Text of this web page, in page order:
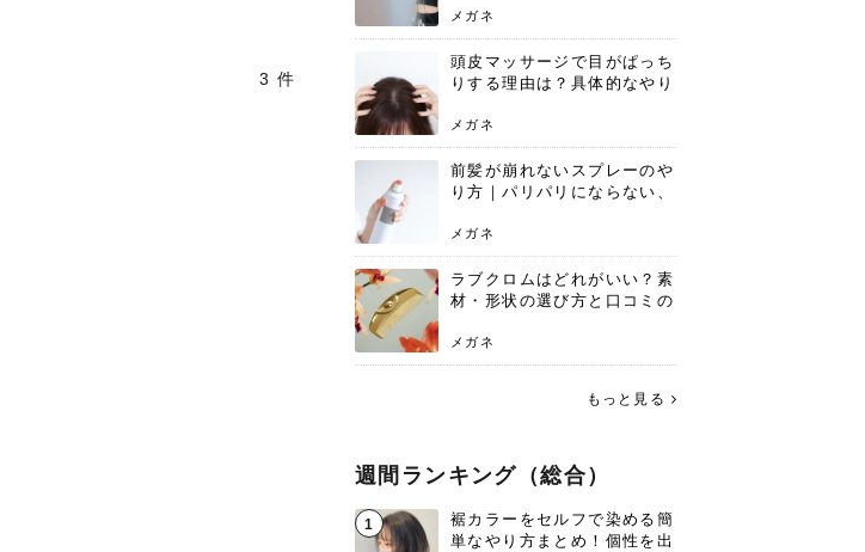
3 件
メガネ
頭皮マッサージで目がぱっち
りする理由は？具体的なやり
メガネ
前髪が崩れないスプレーのや
り方｜パリパリにならない、
メガネ
ラブクロムはどれがいい？素
材・形状の選び方と口コミの
メガネ
もっと見る
週間ランキング（総合）
1
裾カラーをセルフで染める簡
単なやり方まとめ！個性を出